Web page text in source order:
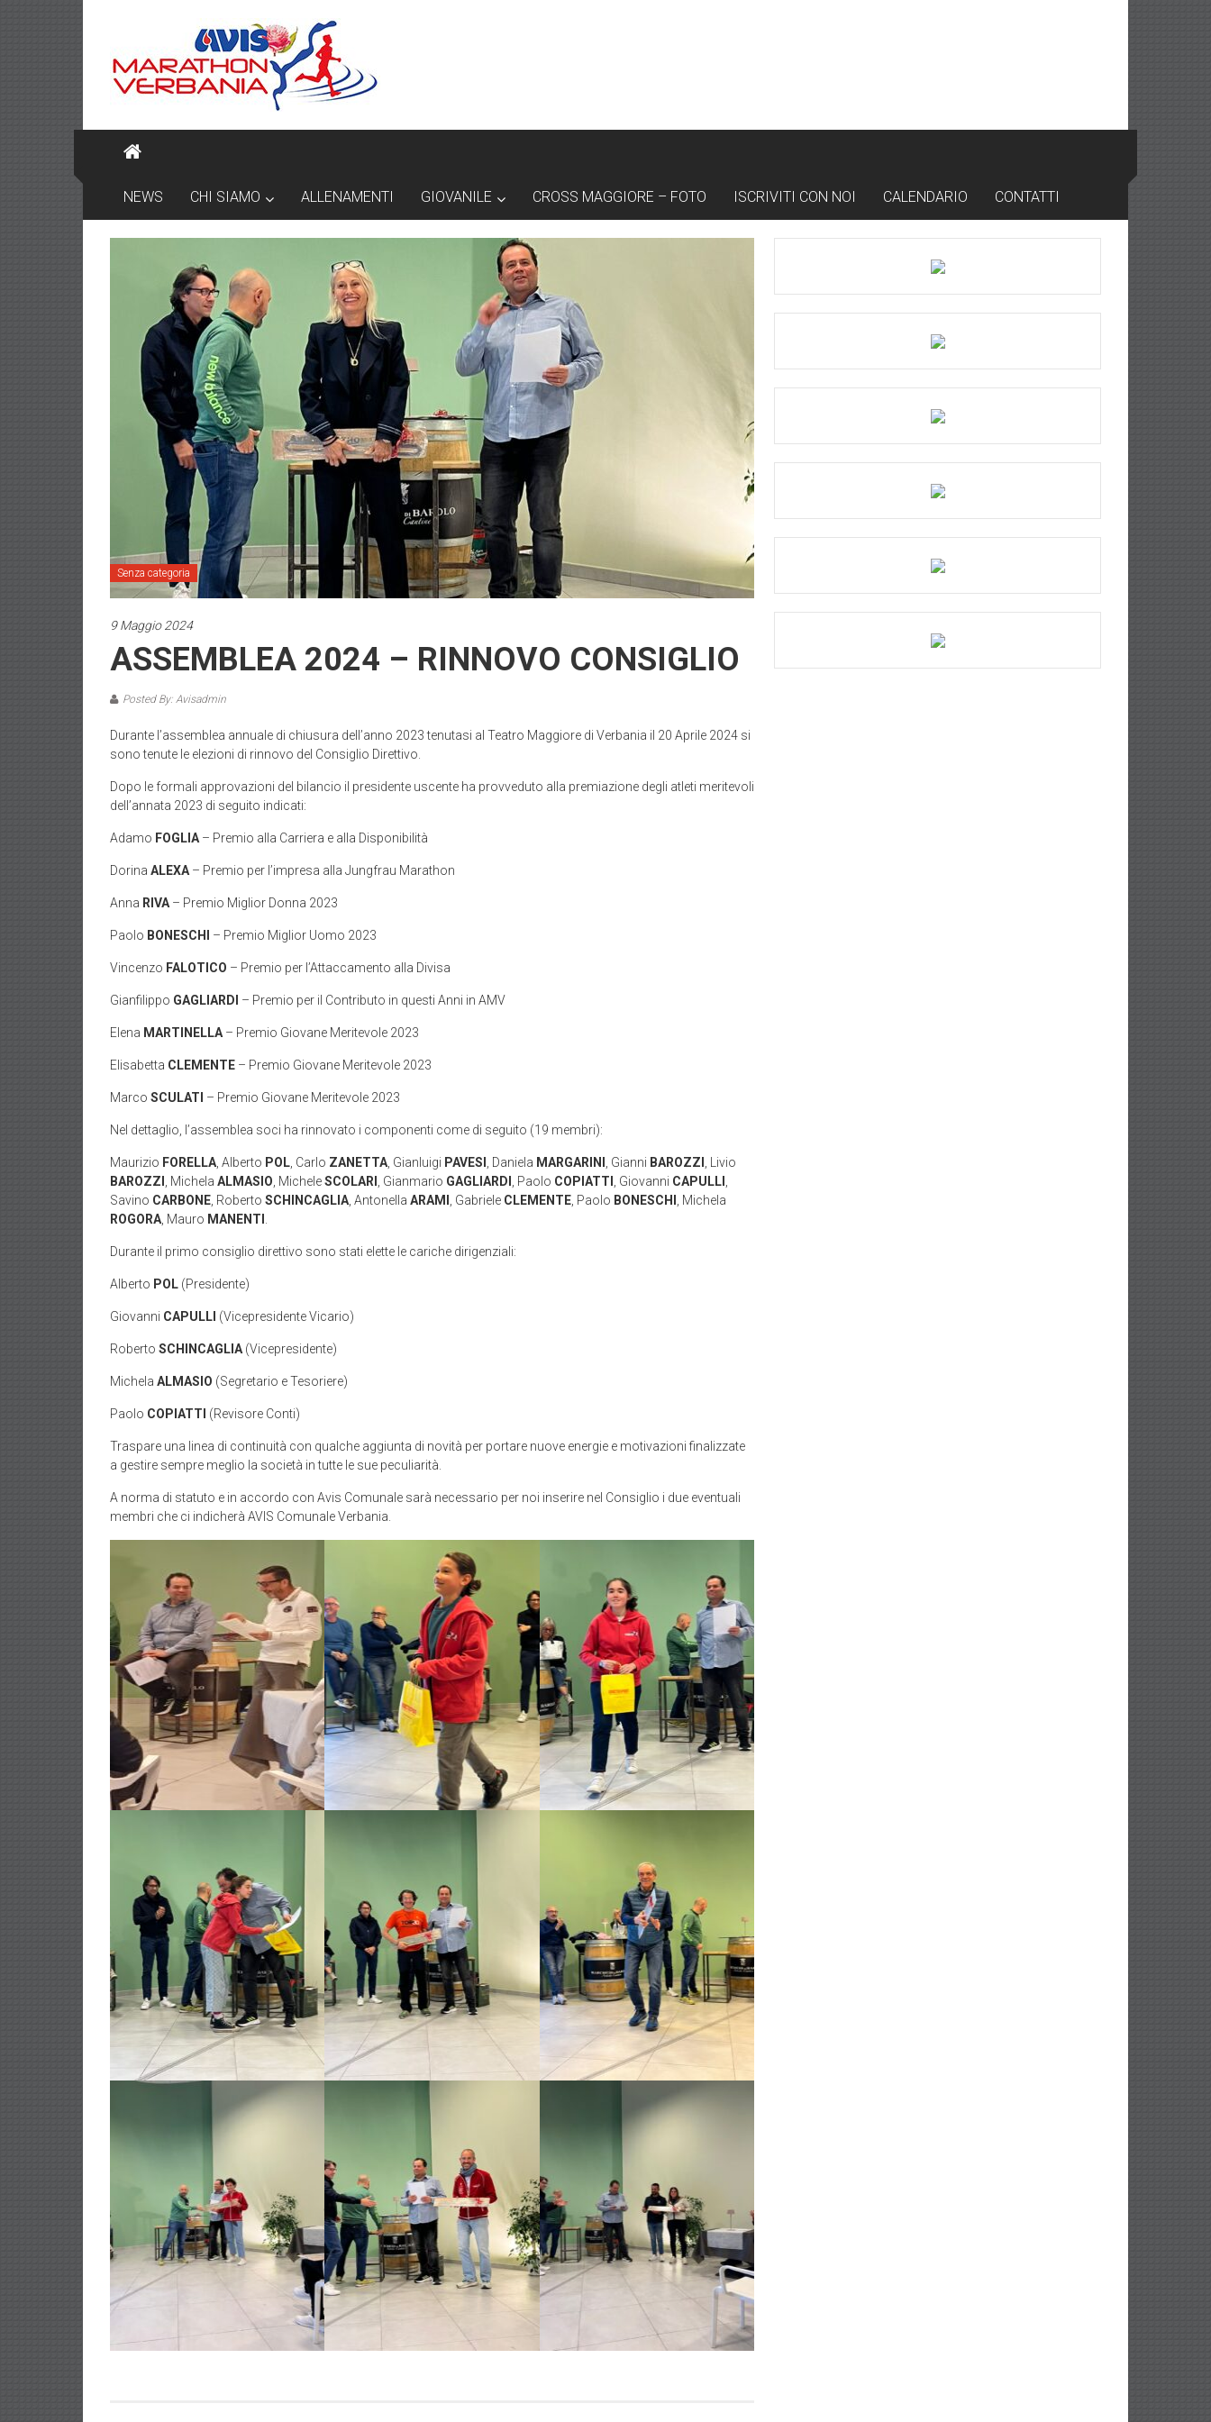
MARATHON
VERBANIA
NEWS CHI SIAMO ALLENAMENTI GIOVANILE CROSS MAGGIORE – FOTO ISCRIVITI CON NOI CALENDARIO CONTATTI
Senza categoria
9 Maggio 2024
ASSEMBLEA 2024 – RINNOVO CONSIGLIO
Posted By: Avisadmin
Durante l’assemblea annuale di chiusura dell’anno 2023 tenutasi al Teatro Maggiore di Verbania il 20 Aprile 2024 si
sono tenute le elezioni di rinnovo del Consiglio Direttivo.
Dopo le formali approvazioni del bilancio il presidente uscente ha provveduto alla premiazione degli atleti meritevoli
dell’annata 2023 di seguito indicati:
Adamo FOGLIA – Premio alla Carriera e alla Disponibilità
Dorina ALEXA – Premio per l’impresa alla Jungfrau Marathon
Anna RIVA – Premio Miglior Donna 2023
Paolo BONESCHI – Premio Miglior Uomo 2023
Vincenzo FALOTICO – Premio per l’Attaccamento alla Divisa
Gianfilippo GAGLIARDI – Premio per il Contributo in questi Anni in AMV
Elena MARTINELLA – Premio Giovane Meritevole 2023
Elisabetta CLEMENTE – Premio Giovane Meritevole 2023
Marco SCULATI – Premio Giovane Meritevole 2023
Nel dettaglio, l’assemblea soci ha rinnovato i componenti come di seguito (19 membri):
Maurizio FORELLA , Alberto POL , Carlo ZANETTA , Gianluigi PAVESI , Daniela MARGARINI , Gianni BAROZZI
, Livio
BAROZZI
, Michela ALMASIO , MicheleSCOLARI , Gianmario GAGLIARDI , Paolo COPIATTI , Giovanni CAPULLI
Savino CARBONE , Roberto SCHINCAGLIA , Antonella ARAMI , Gabriele CLEMENTE , Paolo BONESCHI
, Michela
ROGORA , Mauro MANENTI
Durante il primo consiglio direttivo sono stati elette le cariche dirigenziali:
Alberto POL (Presidente)
Giovanni CAPULLI (Vicepresidente Vicario)
Roberto SCHINCAGLIA (Vicepresidente)
Michela ALMASIO (Segretario e Tesoriere)
Paolo COPIATTI (Revisore Conti)
Traspare una linea di continuità con qualche aggiunta di novità per portare nuove energie e motivazioni finalizzate
a gestire sempre meglio la società in tutte le sue peculiarità.
A norma di statuto e in accordo con Avis Comunale sarà necessario per noi inserire nel Consiglio i due eventuali
membri che ci indicherà AVIS Comunale Verbania.